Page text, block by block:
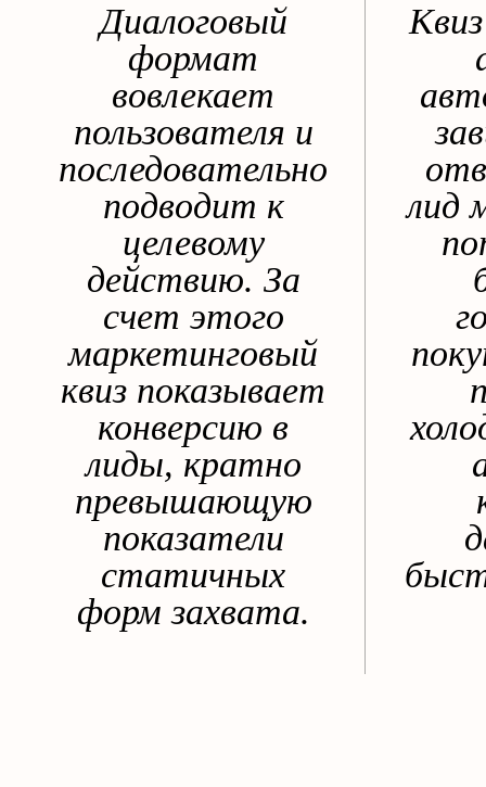
Диалоговый
формат
вовлекает
пользователя и
последовательно
подводит к
целевому
действию. За
счет этого
маркетинговый
квиз показывает
конверсию в
лиды, кратно
превышающую
показатели
статичных
форм захвата.
лид